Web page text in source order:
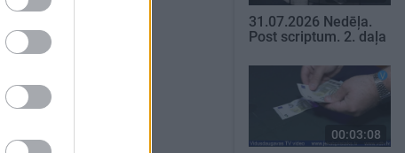
31.07.2026 Nedēļa.
Post scriptum. 2. daļa
00:03:08